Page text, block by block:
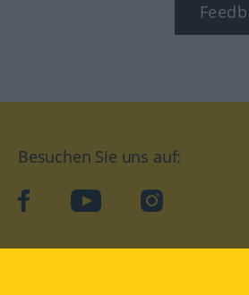
Besuchen Sie uns auf:
facebookYouTube Instagram